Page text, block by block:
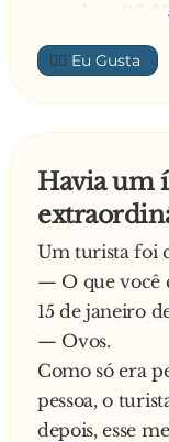
caçadora R$
Ele achou
perguntou ao
o político
— O senhor já
👍🏼
Havia um
Um turista foi
— O que você
15 de janeiro
— Ovos.
Como só era
pessoa, o
depois, esse